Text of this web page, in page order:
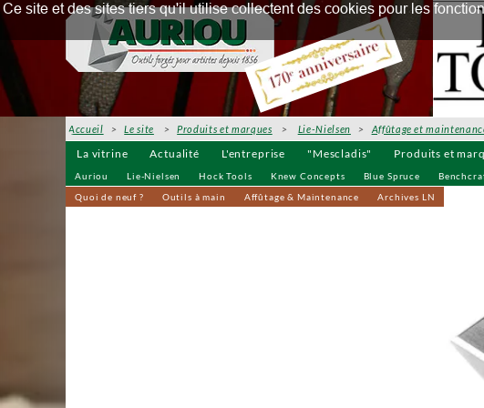
La vitrine Actualité L'entreprise "Mescladis" Produits et
Auriou Lie-Nielsen Hock Tools Knew Concepts Blue Spruce
Quoi de neuf ?
Outils à main Affûtage & Maintenance Archives LN
Accueil >Le site >Produits et marques > Lie-Nielsen > Affûtage et
Ce site et des sites tiers qu'il utilise collectent des cookies pour les